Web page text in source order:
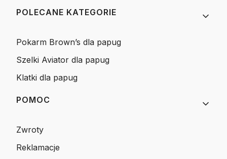
Linki w stopce
POLECANE KATEGORIE
Pokarm Brown’s dla papug
Szelki Aviator dla papug
Klatki dla papug
POMOC
Zwroty
Reklamacje